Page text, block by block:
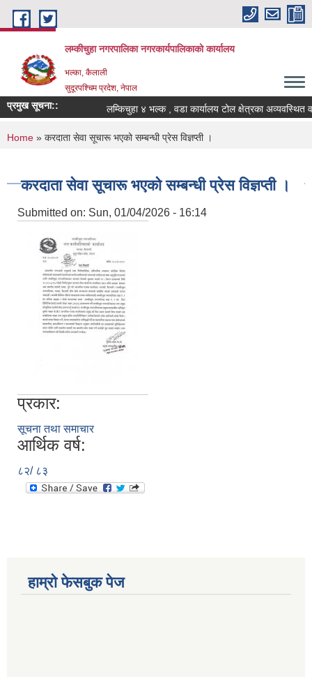
Skip to main content
लम्कीचुहा नगरपालिका नगरकार्यपालिकाको कार्यालय
भल्का, कैलाली
सुदूरपश्चिम प्रदेश, नेपाल
प्रमुख सूचना::
You are here
Home » करदाता सेवा सूचारू भएको सम्बन्धी प्रेस विज्ञप्ती ।
करदाता सेवा सूचारू भएको सम्बन्धी प्रेस विज्ञप्ती ।
Submitted on: Sun, 01/04/2026 - 16:14
प्रकार:
सूचना तथा समाचार
आर्थिक वर्ष:
८२/ ८३
हाम्रो फेसबुक पेज